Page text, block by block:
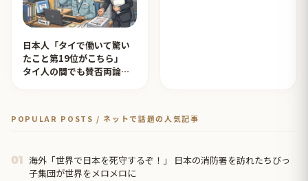
日本人「タイで働いて驚い
たこと第19位がこちら」
タイ人の間でも賛否両論
POPULAR POSTS / ネットで話題の人気記事
01 海外「世界で日本を死守するぞ！」 日本の消防署を訪れたちびっ
子集団が世界をメロメロに